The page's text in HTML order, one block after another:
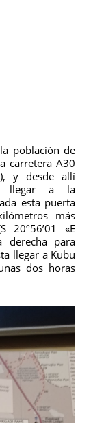
población de
carretera A30
y desde allí
llegar a la
esta puerta
más
20º56’01 «E
derecha para
llegar a Kubu
dos horas